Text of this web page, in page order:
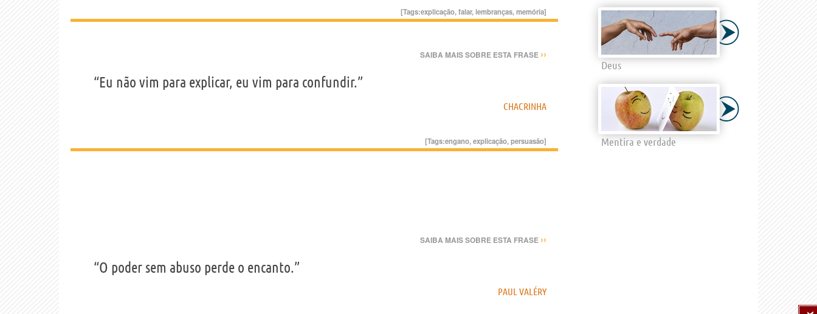
[Tags:explicação,falar,lembranças,memória]
SAIBA MAIS SOBRE ESTA FRASE ››
“Eu não vim para explicar, eu vim para confundir.”
CHACRINHA
[Tags:engano,explicação,persuasão]
SAIBA MAIS SOBRE ESTA FRASE ››
“O poder sem abuso perde o encanto.”
PAUL VALÉRY
Deus
Mentira e verdade